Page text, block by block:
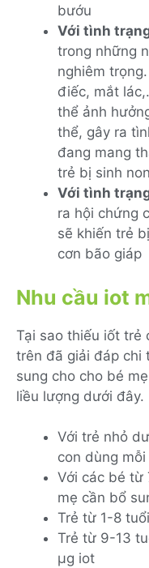
bướu
Với tình
trong những
nghiêm
điếc, mắt
thể ảnh
thể, gây ra
đang mang
trẻ bị sinh
Với tình
ra hội chứng
sẽ khiến trẻ
cơn bão giáp
Nhu cầu iot
Tại sao thiếu iốt trẻ
trên đã giải đáp chi
sung cho cho bé
liều lượng dưới đây.
Với trẻ nhỏ
con dùng
Với các bé từ
mẹ cần bổ
Trẻ từ 1-8
Trẻ từ 9-13
μg iot